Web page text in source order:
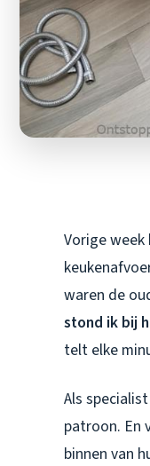
Vorige
waren de
stond ik bij
telt elke
Als
patroon. En
binnen van